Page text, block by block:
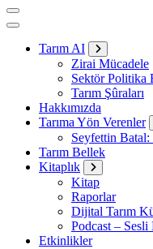
Tarım AI
Zirai Mücadele
Sektör Politika
Tarım Şûraları
Hakkımızda
Tarıma Yön Verenler
Seyfettin Batal:
Tarım Bellek
Kitaplık
Kitap
Raporlar
Dijital Tarım
Podcast –
Etkinlikler